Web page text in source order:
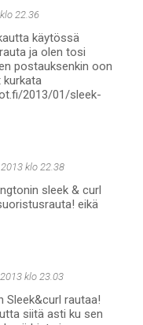
22.36
käytössä
ja olen tosi
postauksenkin oon
2013/01/sleek-
klo 22.38
sleek & curl
eikä
klo 23.03
Sleek&curl rautaa!
siitä asti ku sen